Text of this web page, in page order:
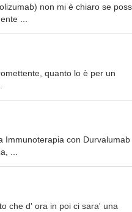
non mi è chiaro se
...
quanto lo è per un
Immunoterapia con Durvalumab
...
che d' ora in poi ci sara' una